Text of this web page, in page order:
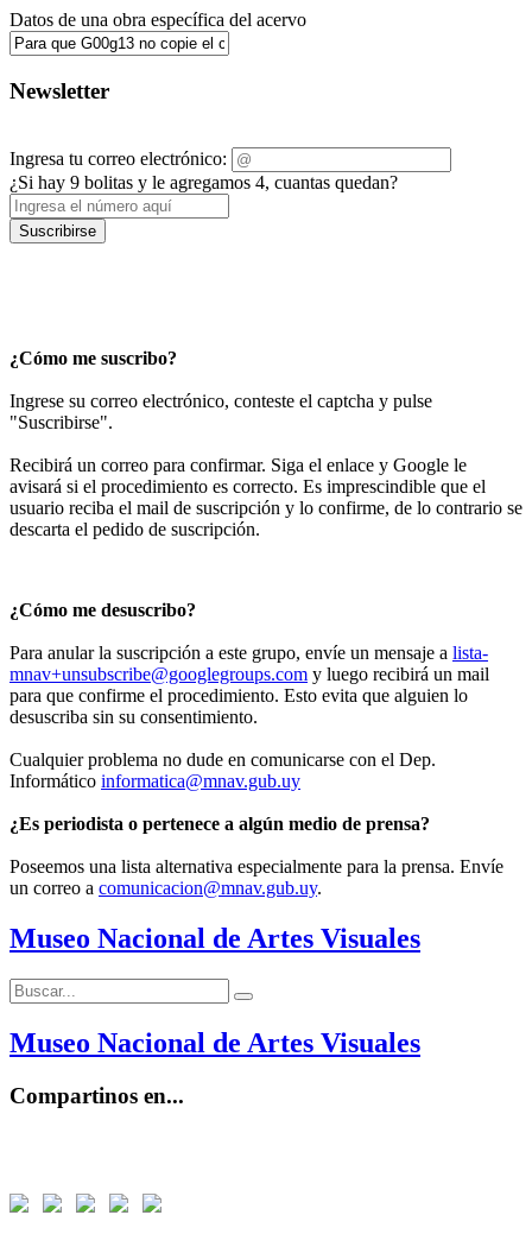
Datos de una obra específica del acervo
Newsletter
Ingresa tu correo electrónico:
¿Si hay 9 bolitas y le agregamos 4, cuantas quedan?
Suscribirse
¿Cómo me suscribo?
Ingrese su correo electrónico, conteste el captcha y pulse
"Suscribirse".
Recibirá un correo para confirmar. Siga el enlace y Google le
avisará si el procedimiento es correcto. Es imprescindible que el
usuario reciba el mail de suscripción y lo confirme, de lo contrario se
descarta el pedido de suscripción.
¿Cómo me desuscribo?
Para anular la suscripción a este grupo, envíe un mensaje a lista-
mnav+unsubscribe@googlegroups.com y luego recibirá un mail
para que confirme el procedimiento. Esto evita que alguien lo
desuscriba sin su consentimiento.
Cualquier problema no dude en comunicarse con el Dep.
Informático informatica@mnav.gub.uy
¿Es periodista o pertenece a algún medio de prensa?
Poseemos una lista alternativa especialmente para la prensa. Envíe
un correo a comunicacion@mnav.gub.uy.
Museo Nacional de Artes Visuales
Buscar:
Buscar
Museo Nacional de Artes Visuales
Compartinos en...